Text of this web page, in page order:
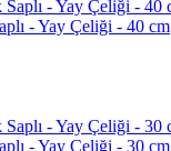
- Yay Çeliği - 40 cm
- Yay Çeliği - 30 cm